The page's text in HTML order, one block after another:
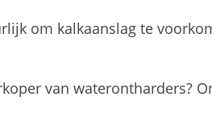
om kalkaanslag te
van waterontharders?